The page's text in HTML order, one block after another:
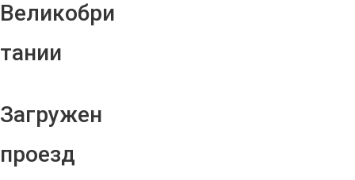
Великобри
тании
Загружен
проезд